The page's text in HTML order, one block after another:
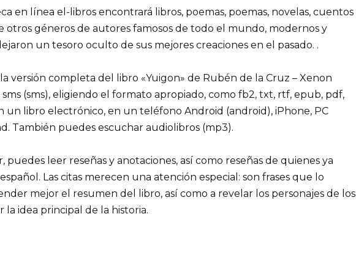
en línea el-libros encontrará libros, poemas, poemas, novelas, cuentos
otros géneros de autores famosos de todo el mundo, modernos y
un tesoro oculto de sus mejores creaciones en el pasado. .
versión completa del libro «Yuigon» de Rubén de la Cruz – Xenon
sms (sms), eligiendo el formato apropiado, como fb2, txt, rtf, epub, pdf,
un libro electrónico, en un teléfono Android (android), iPhone, PC
También puedes escuchar audiolibros (mp3).
puedes leer reseñas y anotaciones, así como reseñas de quienes ya
Las citas merecen una atención especial: son frases que lo
mejor el resumen del libro, así como a revelar los personajes de los
la idea principal de la historia.